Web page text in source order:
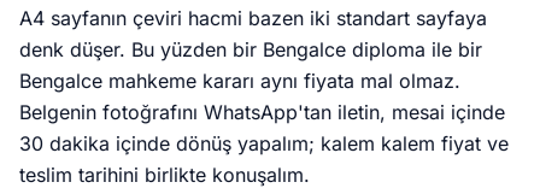
A4 sayfanın çeviri hacmi bazen iki standart sayfaya
denk düşer. Bu yüzden bir Bengalce diploma ile bir
Bengalce mahkeme kararı aynı fiyata mal olmaz.
Belgenin fotoğrafını WhatsApp'tan iletin, mesai içinde
30 dakika içinde dönüş yapalım; kalem kalem fiyat ve
teslim tarihini birlikte konuşalım.